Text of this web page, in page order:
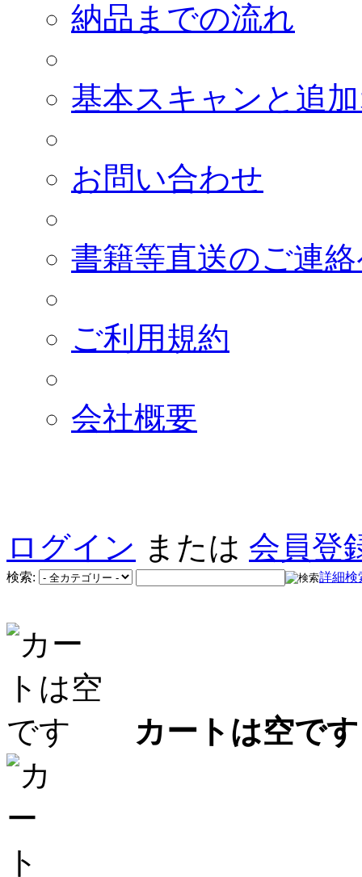
納品までの流れ
基本スキャンと追
お問い合わせ
書籍等直送のご連
ご利用規約
会社概要
ログイン または 会員登
検索: 詳細検
カートは空です